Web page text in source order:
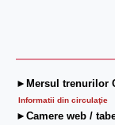
►Mersul trenurilor
Informatii din circulaţie
►Camere web /